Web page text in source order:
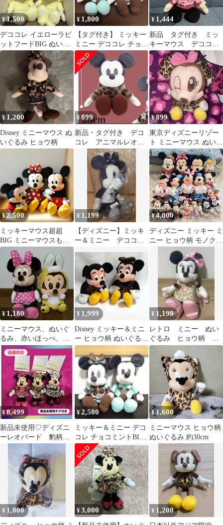
¥1,500
デココレ イエローラビ
ットフードBIG ぬいぐ
るみ ミッキー&ミニー
2種セット
¥ 1,800
【タグ付き】 ミッキー
ミニー デココレ チョコ
ミントBIGぬいぐるみ
セット
¥ 1,444
新品 タグ付き ミッ
キーマウス デココ
レ ピンクレオパー
ド BIG ぬいぐるみ
¥ 1,200
Disney ミニーマウス ぬ
いぐるみ ヒョウ柄
¥899
新品・タグ付き デコ
コレ アニマルレオパ
ードBIGぬいぐるみ
ミッキー
¥899
東京ディズニーリゾー
ト ミニーマウス ぬいぐ
るみ ヒョウ柄 タグ付き
¥2,500
ミッキーマウス超超
BIG ミニーマウスもこ
ふわジャンボ ミッキー
マウス計3体
¥ 1,199
【ディズニー】ミッキ
ー＆ミニー デココレ
るみ ミニー
¥4,000
ディズニー ミッキー ミ
ニー ヒョウ柄 モノクロ
ぬいぐるみ レトロ まと
め売り
¥ 1,180
ミニーマウス、ぬいぐ
るみ、赤いほっぺ、猛
獣着ぐるみ、プライ
ズ、ディズニー
¥ 1,999
Disney ミッキー＆ミニ
ー ヒョウ柄 ぬいぐるみ
2体セット 約18cm
¥ 1,199
レトロ ミニー ぬい
ぐるみ ヒョウ柄 デ
ィズニー
¥8,499
新品未使用♡ディズニ
ーレオパード 豹柄ミ
ム3点セット
¥2,500
ミッキー＆ミニー デコ
コレ チョコミントBIG
ぬいぐるみ
¥1,600
ミニーマウス ヒョウ柄
ぬいぐるみ 約30cm
¥ 1,000 ¥3,000 ¥ 1,200